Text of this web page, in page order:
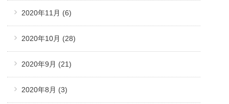
2020年11月 (6)
2020年10月 (28)
2020年9月 (21)
2020年8月 (3)